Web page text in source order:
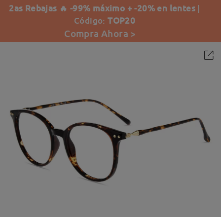
2as Rebajas 🔥 -99% máximo + -20% en lentes |
Código:TOP20
Compra Ahora >